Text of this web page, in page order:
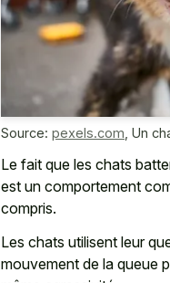
Source: pexels.com Un
Le fait que les chats
est un comportement
compris.
Les chats utilisent leur
mouvement de la queue